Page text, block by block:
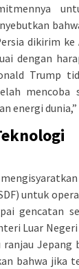
dikirim
dengan
Trump
mencoba
energi
untuk
gencatan
Luar
bahwa jika